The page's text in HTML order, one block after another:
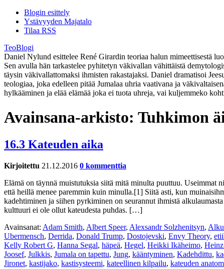
Blogin esittely
Ystävyyden Majatalo
Tilaa RSS
TeoBlogi
Daniel Nylund esittelee René Girardin teoriaa halun mimeettisestä
Sen avulla hän tarkastelee pyhitetyn väkivallan vähittäistä
täysin väkivallattomaksi ihmisten rakastajaksi. Daniel dramatisoi
teologiaa, joka edelleen pitää Jumalaa uhria vaativana ja
hylkääminen ja elää elämää joka ei tuota uhreja, vai kuljemmeko
Avainsana-arkisto: Tuhkimon
16.3 Kateuden aika
Kirjoitettu 21.12.2016 0 kommenttia
Elämä on täynnä muistutuksia siitä mitä minulta puuttuu. Useimmat
että heillä menee paremmin kuin minulla.[1] Siitä asti, kun
kadehtiminen ja siihen pyrkiminen on seurannut ihmistä
kulttuuri ei ole ollut kateudesta puhdas. […]
Avainsanat: Adam Smith, Albert Speer, Alexsandr Solzhenitsyn,
Ubermensch, Derrida, Donald Trump, Dostojevski, Envy Theory,
Kelly Robert G, Hanna Segal, häpeä, Hegel, Heikki Ikäheimo,
Joosef, Julkkis, Jumala on tapettu, Jung, kääntyminen, Kadehdittu,
Jironet, kastijako, kastisysteemi, kateellinen kilpailu, kateuden